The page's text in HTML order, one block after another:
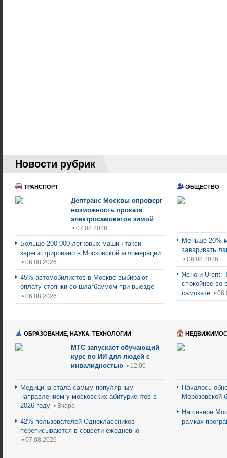
Новости рубрик
ТРАНСПОРТ
Дептранс Москвы опроверг
возможность проката
электросамокатов зимой
• 07.08.2026
Больше 200 000 легковых машин такси
зарегистрировано в Московской агломерации
• 06.08.2026
45% автомобилистов в Москве выбирают
оплату стоянки со шлагбаумом при выезде
• 06.08.2026
ОБЩЕСТВО
Меньше 20%
заваривать
• 06.08.2026
Ясно и Urent:
спокойнее во
самокате •
ОБРАЗОВАНИЕ, НАУКА, ТЕХНОЛОГИИ
МТС запускает обучающий
курс по ИИ для людей с
инвалидностью • 12:00
Медицина стала самым популярным
направлением у московских абитуриентов в
2026 году • Вчера
42% пользователей Одноклассников
переписываются в соцсети ежедневно
• 07.08.2026
Началось
Морозовской
На севере
рамках